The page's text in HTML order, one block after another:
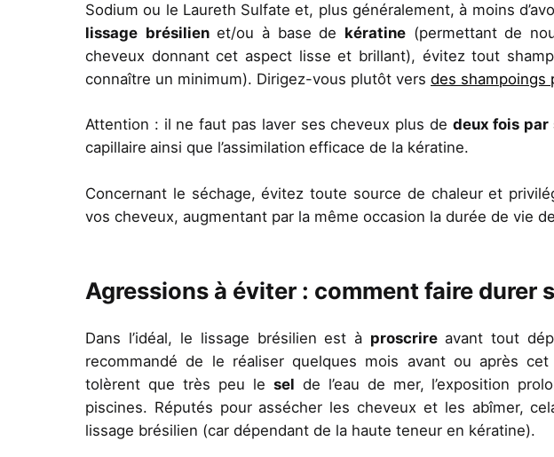
Sodium ou le Laureth Sulfate et, plus généralement, à moins
lissage brésilienet/ou à base de kératine(permettant de
cheveux donnant cet aspect lisse et brillant), évitez tout
connaître un minimum). Dirigez-vous plutôt vers des shampoings
Attention : il ne faut pas laver ses cheveux plus de deux fois par
capillaire ainsi que l’assimilation efficace de la kératine.
Concernant le séchage, évitez toute source de chaleur et
vos cheveux, augmentant par la même occasion la durée de vie
Agressions à éviter : comment faire durer
Dans l’idéal, le lissage brésilien est à proscrireavant tout
recommandé de le réaliser quelques mois avant ou après
tolèrent que très peu le sel de l’eau de mer, l’exposition
piscines. Réputés pour assécher les cheveux et les abîmer,
lissage brésilien (car dépendant de la haute teneur en kératine).